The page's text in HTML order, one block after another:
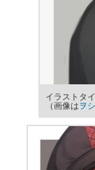
イラストタ
（画像はヲ